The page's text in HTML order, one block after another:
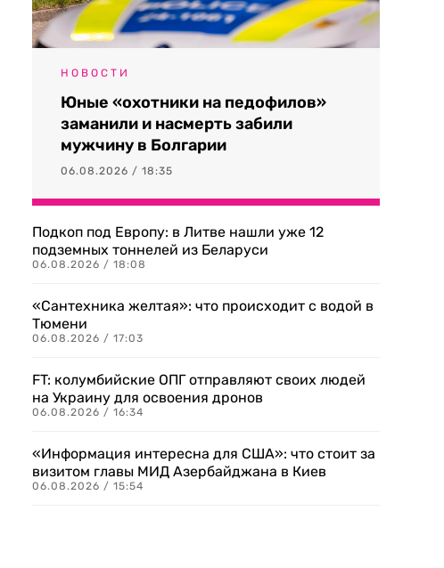
НОВОСТИ
Юные «охотники на педофилов»
заманили и насмерть забили
мужчину в Болгарии
06.08.2026 / 18:35
Подкоп под Европу: в Литве нашли уже 12
подземных тоннелей из Беларуси
06.08.2026 / 18:08
«Сантехника желтая»: что происходит с водой в
Тюмени
06.08.2026 / 17:03
FT: колумбийские ОПГ отправляют своих людей
на Украину для освоения дронов
06.08.2026 / 16:34
«Информация интересна для США»: что стоит за
визитом главы МИД Азербайджана в Киев
06.08.2026 / 15:54